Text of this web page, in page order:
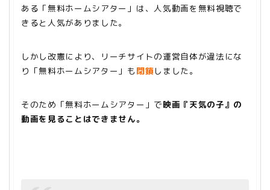
ある「無料ホームシアター」は、人気動画を無料視聴で
きると人気がありました。
しかし改憲により、リーチサイトの運営自体が違法にな
り「無料ホームシアター」も 閉鎖しました。
そのため「無料ホームシアター」で映画『天気の子』の
動画を見ることはできません。